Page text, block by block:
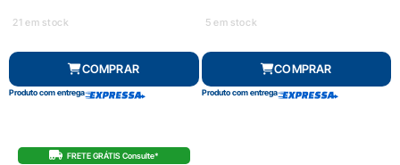
21 em stock
COMPRAR
Produto com entrega
5 em stock
COMPRAR
Produto com entrega
FRETE GRÁTIS Consulte*